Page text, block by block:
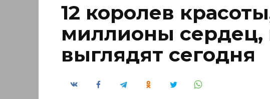
12 королев
миллионы сердец,
выглядят сегодня